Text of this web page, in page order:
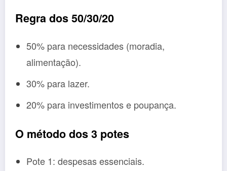
Regra dos 50/30/20
50% para necessidades (moradia,
alimentação).
30% para lazer.
20% para investimentos e poupança.
O método dos 3 potes
Pote 1: despesas essenciais.